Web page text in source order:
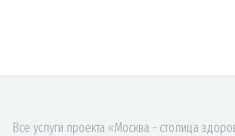
Все услуги проекта «Москва - столица